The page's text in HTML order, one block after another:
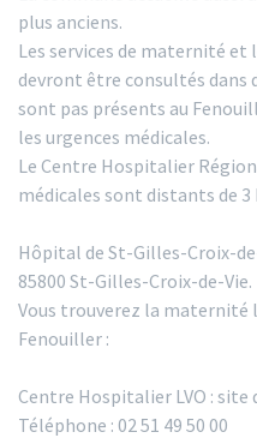
plus anciens.
Les services de maternité et
devront être consultés dans
sont pas présents au
les urgences médicales.
Le Centre Hospitalier
médicales sont distants de 3
Hôpital de St-Gilles-Croix-
85800 St-Gilles-Croix-de-Vie.
Vous trouverez la maternité
Fenouiller :
Centre Hospitalier LVO : site
Téléphone : 02 51 49 50 00